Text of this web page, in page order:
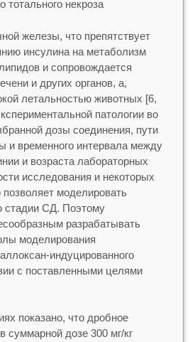
тотального некроза
железы, что препятствует
инсулина на метаболизм
и сопровождается
и других органов, а,
летальностью животных [6,
патологии во
дозы соединения, пути
и временного интервала между
и возраста лабораторных
исследования и некоторых
позволяет моделировать
СД. Поэтому
разрабатывать
моделирования
индуцированного
с поставленными целями
показано, что дробное
суммарной дозе 300 мг/кг